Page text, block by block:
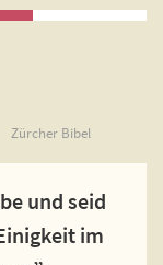
Zürcher Bibel
und seid
im